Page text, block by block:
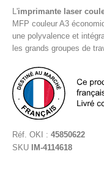
L'imprimante laser
MFP couleur A3
une polyvalence et
les grands groupes de
Réf. OKI : 45850622
SKU
IM-4114618